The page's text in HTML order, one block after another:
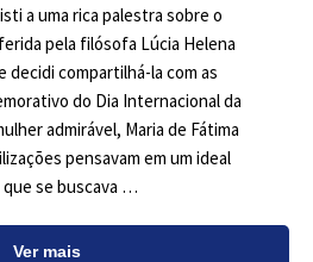
a uma rica palestra sobre o
pela filósofa Lúcia Helena
decidi compartilhá-la com as
do Dia Internacional da
admirável, Maria de Fátima
pensavam em um ideal
que se buscava …
Ver mais